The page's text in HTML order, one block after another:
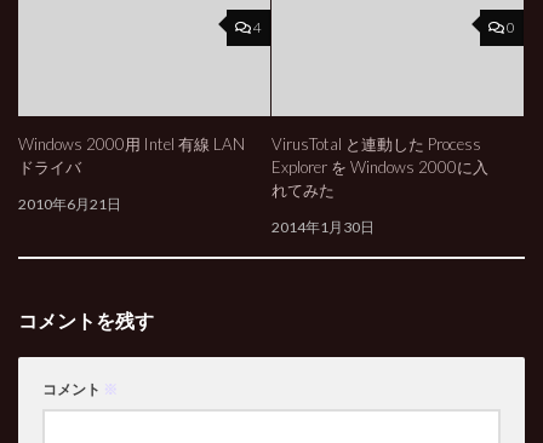
4
Windows 2000用 Intel 有線 LAN
ドライバ
2010年6月21日
0
VirusTotal と連動した Process
Explorer を Windows 2000に入
れてみた
2014年1月30日
コメントを残す
コメント ※